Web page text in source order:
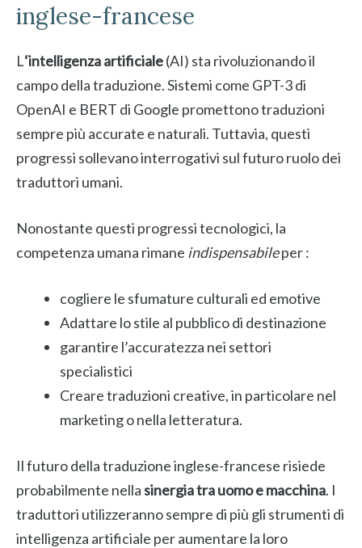
inglese-francese
L‘intelligenza artificiale(AI) sta rivoluzionando il
campo della traduzione. Sistemi come GPT-3 di
OpenAI e BERT di Google promettono traduzioni
sempre più accurate e naturali. Tuttavia, questi
progressi sollevano interrogativi sul futuro ruolo dei
traduttori umani.
Nonostante questi progressi tecnologici, la
competenza umana rimane indispensabileper :
cogliere le sfumature culturali ed emotive
Adattare lo stile al pubblico di destinazione
garantire l’accuratezza nei settori
specialistici
Creare traduzioni creative, in particolare nel
marketing o nella letteratura.
Il futuro della traduzione inglese-francese risiede
probabilmente nellasinergia tra uomo e macchina. I
traduttori utilizzeranno sempre di più gli strumenti di
intelligenza artificiale per aumentare la loro